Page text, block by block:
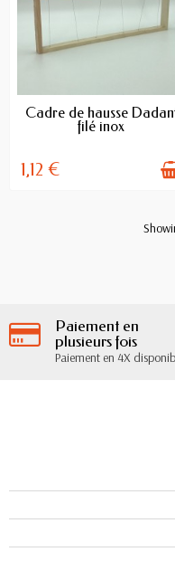
AVAILABLE
Cadre de hausse
filé inox
1,12 €
Paiement en
plusieurs fois
Paiement en 4X